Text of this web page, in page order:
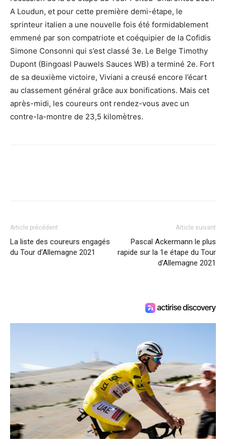
A Loudun, et pour cette première demi-étape, le
sprinteur italien a une nouvelle fois été formidablement
emmené par son compatriote et coéquipier de la Cofidis
Simone Consonni qui s’est classé 3e. Le Belge Timothy
Dupont (Bingoasl Pauwels Sauces WB) a terminé 2e. Fort
de sa deuxième victoire, Viviani a creusé encore l’écart
au classement général grâce aux bonifications. Mais cet
après-midi, les coureurs ont rendez-vous avec un
contre-la-montre de 23,5 kilomètres.
Article précédent
La liste des coureurs engagés
du Tour d’Allemagne 2021
Article suivant
Pascal Ackermann le plus
rapide sur la 1e étape du Tour
d’Allemagne 2021